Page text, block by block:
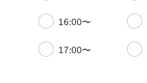
16:00〜
17:00〜